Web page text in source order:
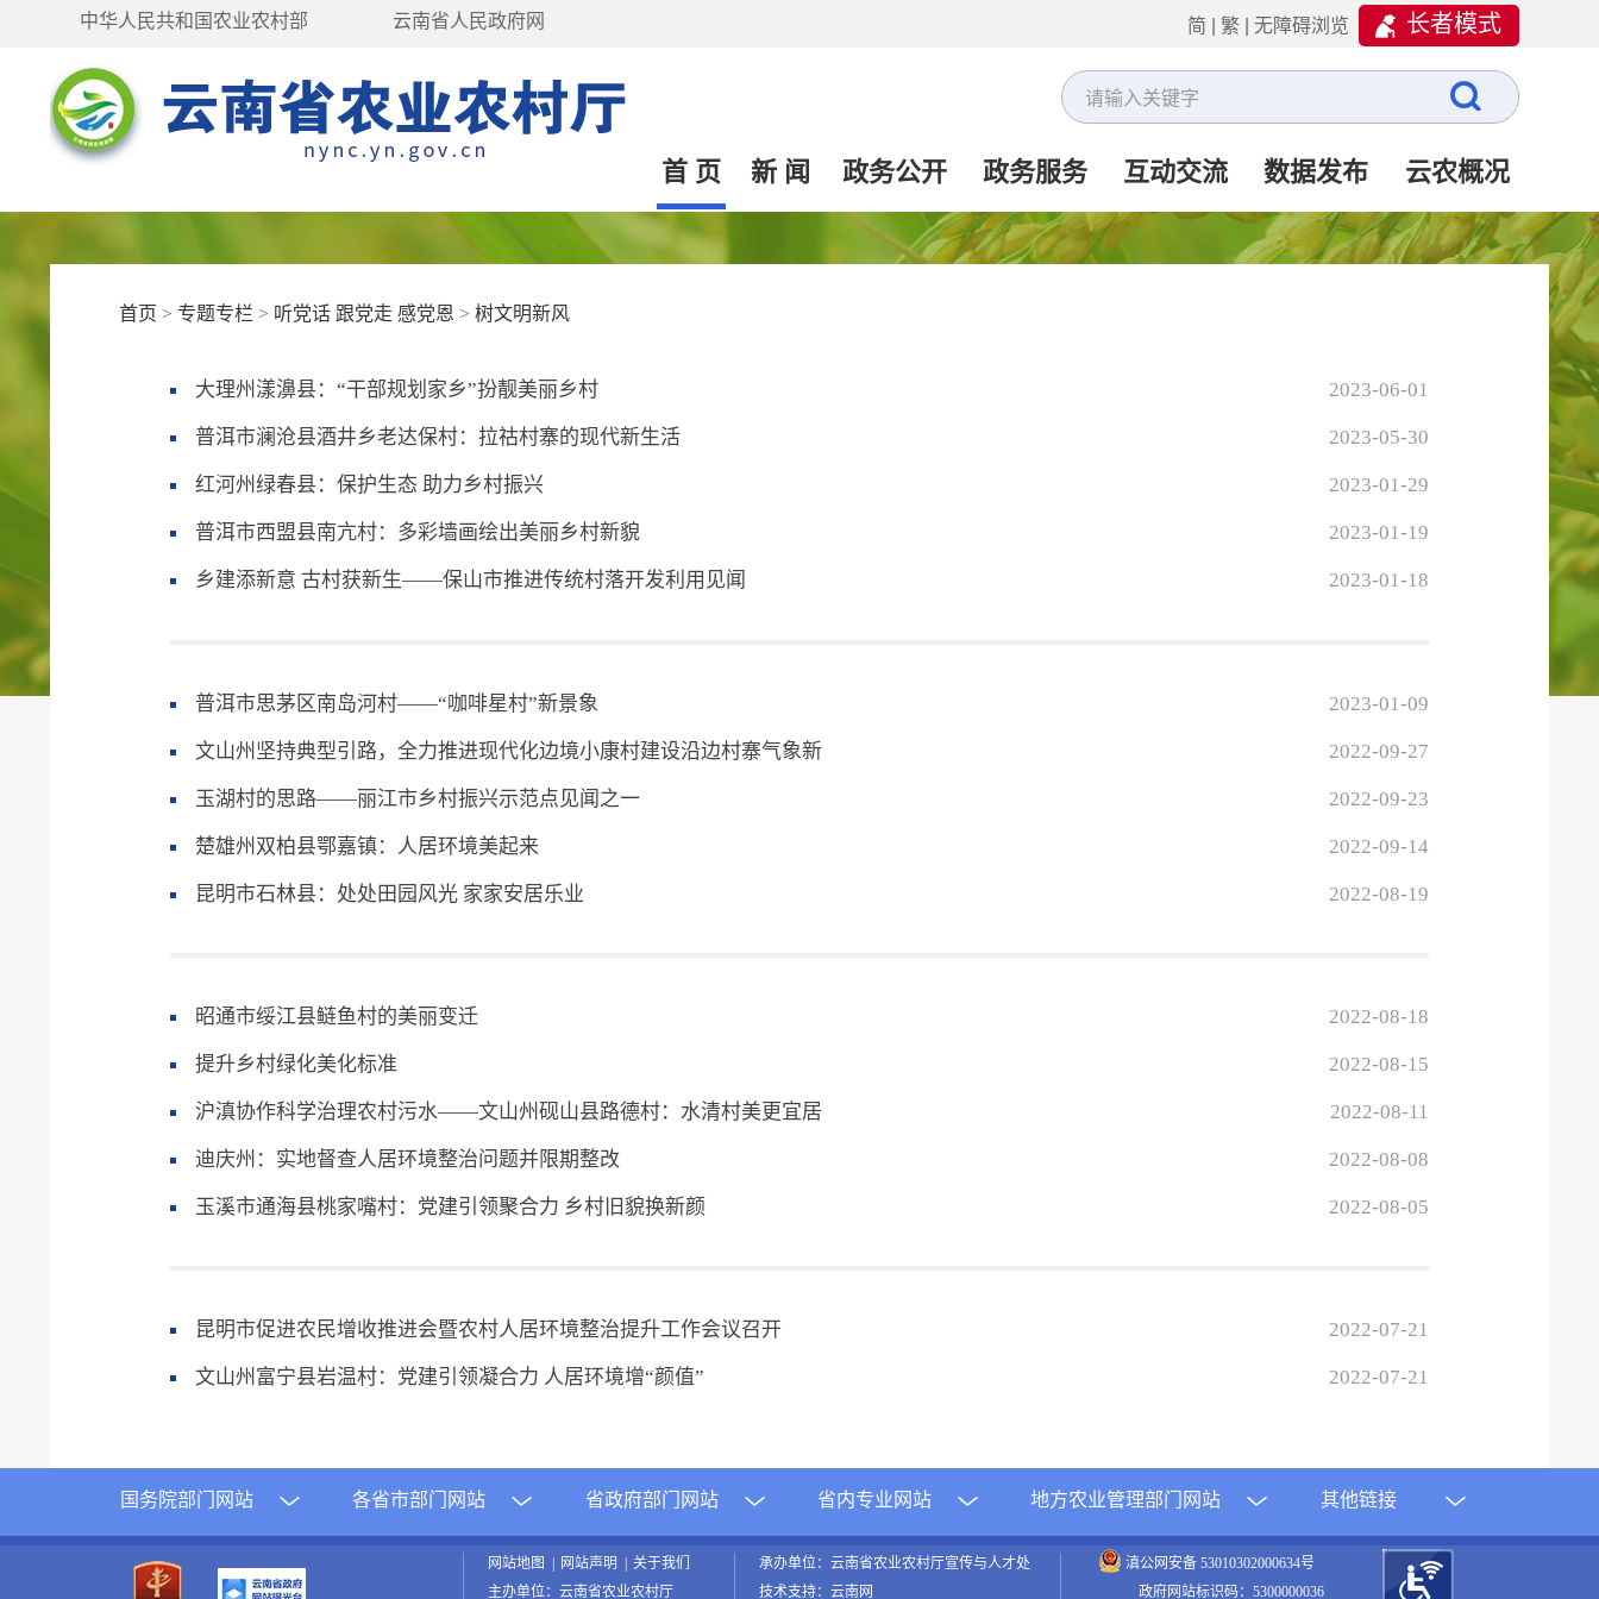
中华人民共和国农业农村部 云南省人民政府网 简 繁| 无障碍浏览 长者模式
首 页 新 闻 政务公开 政务服务 互动交流 数据发布 云农概况
首页 > 专题专栏 > 听党话 跟党走 感党恩 > 树文明新风
大理州漾濞县：“干部规划家乡”扮靓美丽乡村 2023-06-01
普洱市澜沧县酒井乡老达保村：拉祜村寨的现代新生活 2023-05-30
红河州绿春县：保护生态 助力乡村振兴 2023-01-29
普洱市西盟县南亢村：多彩墙画绘出美丽乡村新貌 2023-01-19
乡建添新意 古村获新生——保山市推进传统村落开发利用见闻 2023-01-18
普洱市思茅区南岛河村——“咖啡星村”新景象 2023-01-09
文山州坚持典型引路，全力推进现代化边境小康村建设沿边村寨气象新 2022-09-27
玉湖村的思路——丽江市乡村振兴示范点见闻之一 2022-09-23
楚雄州双柏县鄂嘉镇：人居环境美起来 2022-09-14
昆明市石林县：处处田园风光 家家安居乐业 2022-08-19
昭通市绥江县鲢鱼村的美丽变迁 2022-08-18
提升乡村绿化美化标准 2022-08-15
沪滇协作科学治理农村污水——文山州砚山县路德村：水清村美更宜居 2022-08-11
迪庆州：实地督查人居环境整治问题并限期整改 2022-08-08
玉溪市通海县桃家嘴村：党建引领聚合力 乡村旧貌换新颜 2022-08-05
昆明市促进农民增收推进会暨农村人居环境整治提升工作会议召开 2022-07-21
文山州富宁县岩温村：党建引领凝合力 人居环境增“颜值” 2022-07-21
国务院部门网站 各省市部门网站 省政府部门网站 省内专业网站 地方农业管理部门网站 其他链接
网站地图 | 网站声明 |关于我们
主办单位：云南省农业农村厅
承办单位：云南省农业农村厅宣传与人才处
技术支持：云南网
滇公网安备 53010302000634号
政府网站标识码：5300000036